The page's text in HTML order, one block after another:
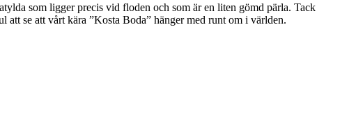
som ligger precis vid floden och som är en liten gömd pärla. Tack
se att vårt kära ”Kosta Boda” hänger med runt om i världen.